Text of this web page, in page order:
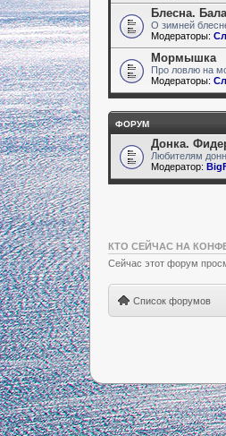
Блесна.
О зимней
Модераторы:
Мормышка
Про ловлю на
Модераторы:
ФОРУМ
Донка.
Любителям
Модератор:
КТО СЕЙЧАС НА
Сейчас этот форум
Список форумов